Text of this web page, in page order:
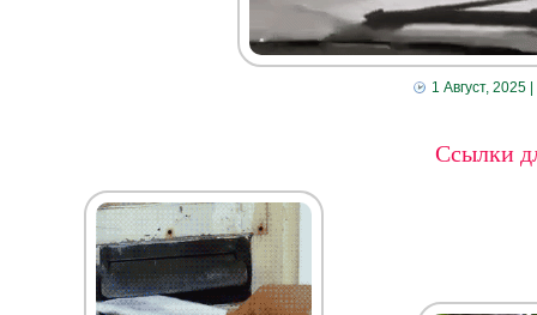
1 Август, 2025|
Ссылки